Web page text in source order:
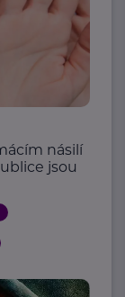
násilí
jsou